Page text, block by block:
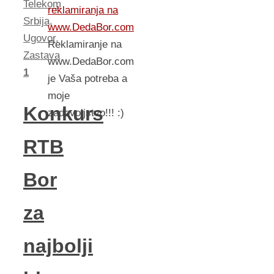
Telekom
Srbija,
Ugovor,
Zastava
1
Konkurs
RTB
Bor
za
najbolji
reklamiranja na
www.DedaBor.com
Reklamiranje na
www.DedaBor.com
je Vaša potreba a
moje
zadovoljstvo!!! :)